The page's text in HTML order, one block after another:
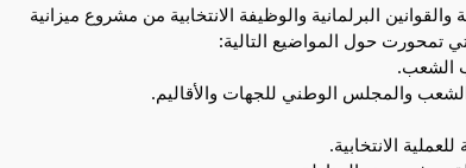
البرلمانية والوظيفة الانتخابية من مشروع ميزانية
الشعب.
والمجلس الوطني للجهات والأقاليم.
الانتخابية.